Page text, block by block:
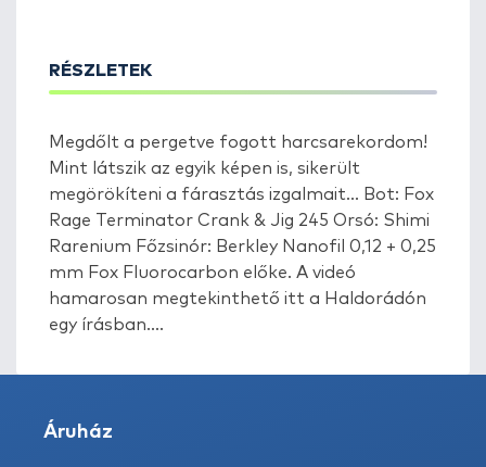
RÉSZLETEK
Megdőlt a pergetve fogott harcsarekordom!
Mint látszik az egyik képen is, sikerült
megörökíteni a fárasztás izgalmait... Bot: Fox
Rage Terminator Crank & Jig 245 Orsó: Shimi
Rarenium Főzsinór: Berkley Nanofil 0,12 + 0,25
mm Fox Fluorocarbon előke. A videó
hamarosan megtekinthető itt a Haldorádón
egy írásban....
Áruház